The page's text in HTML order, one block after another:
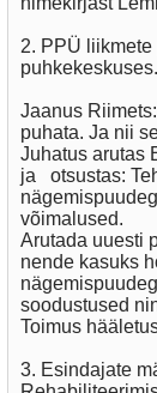
2. PPÜ
puhkekeskuses.
Jaanus
puhata. Ja nii
Juhatus arutas
ja otsustas:
võimalused.
Arutada uuesti
nende kasuks
soodustused
Toimus
3. Esindajate